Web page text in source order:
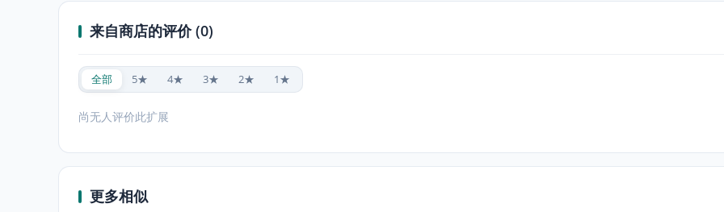
来自商店的评价 (0)
全部 5★ 4★ 3★ 2★ 1★
尚无人评价此扩展
更多相似